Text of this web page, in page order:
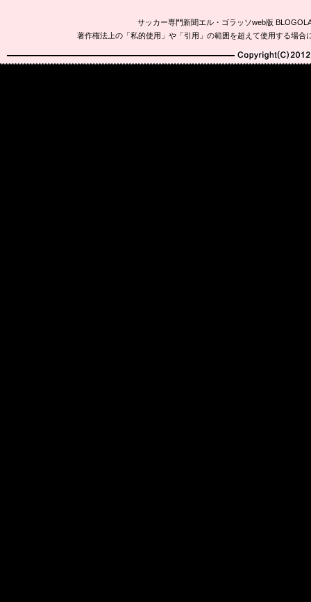
サッカー専門新聞エル・ゴラッソweb版
著作権法上の「私的使用」や「引用」の範囲を超えて使用する場
Copyright(C)2010-